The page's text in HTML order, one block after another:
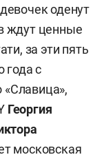
оденут
ждут ценные
за эти пять
года с
Георгия
московская